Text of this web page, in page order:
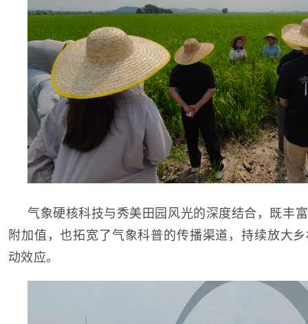
气象硬核科技与秀美田园风光的深度结合，既丰
附加值，也拓宽了气象科普的传播渠道，持续放大
动效应。